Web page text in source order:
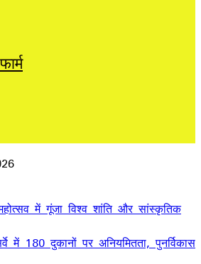
में गूंजा विश्व शांति और सांस्कृतिक
में 180 दुकानों पर अनियमितता, पुनर्विकास